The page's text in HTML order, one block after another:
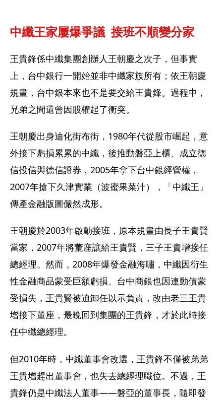
中纖王家屢爆爭議  接班不順變分家
王貴鋒係中纖集團創辦人王朝慶之次子，但事實
上，台中銀行一開始並非中纖家族所有；依王朝慶
規畫，台中銀本來也不是要交給王貴鋒。過程中，
兄弟之間還曾因股權起了衝突。
王朝慶出身迪化街布街，1980年代從股市崛起，意
外接下虧損累累的中纖，後推動磐亞上櫃、成立德
信投信與德信證券，2005年拿下台中銀經營權，
2007年搶下久津實業（波蜜果菜汁），「中纖王」
傳產金融版圖儼然成形。
王朝慶於2003年啟動接班，原本規畫由長子王貴賢
當家，2007年將董座讓給王貴賢，三子王貴增接任
總經理。然而，2008年爆發金融海嘯，中纖因衍生
性金融商品蒙受巨額虧損、台中商銀也因連動債蒙
受損失，王貴賢被迫卸任以示負責，改由老三王貴
增接下董座，最晚回到集團的王貴鋒，才於此時接
任中纖總經理。
但2010年時，中纖董事會改選，王貴鋒不僅被弟弟
王貴增趕出董事會，也失去總經理職位。不過，王
貴鋒仍是中纖法人董事——磐亞的董事長，隨即發